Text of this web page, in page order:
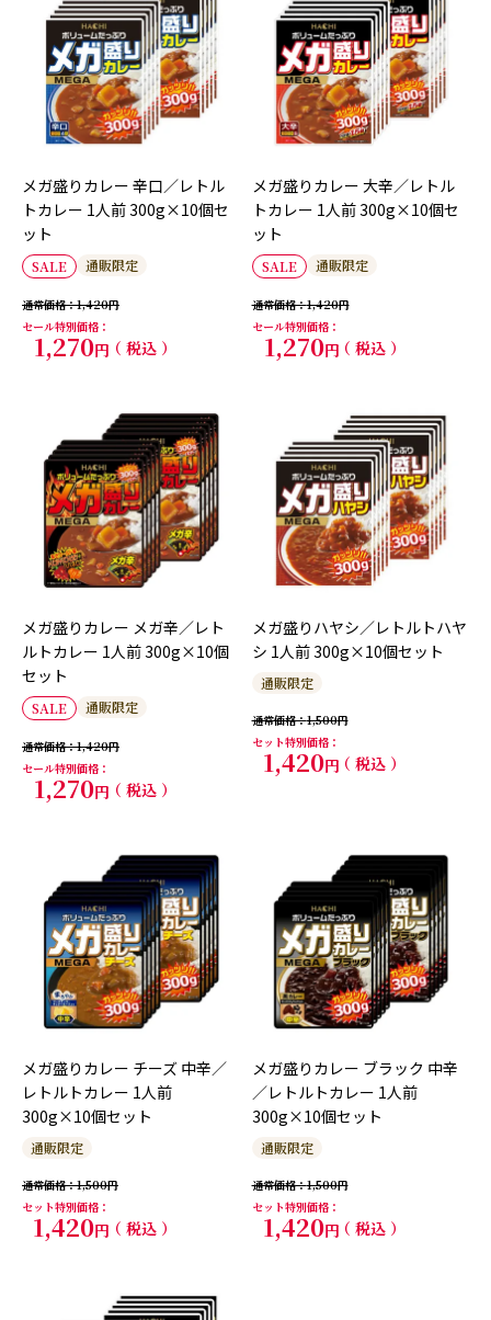
メガ盛りカレー 辛口／レトル
トカレー 1人前 300g×10個セ
ット
SALE 通販限定
通常価格
1,420
セール特別価格
1,270 税込
メガ盛りカレー 大辛／レトル
トカレー 1人前 300g×10個セ
ット
SALE 通販限定
通常価格
1,420
セール特別価格
1,270 税込
メガ盛りカレー メガ辛／レト
ルトカレー 1人前 300g×10個
セット
SALE 通販限定
通常価格
1,420
セール特別価格
1,270 税込
メガ盛りハヤシ／レトルトハヤ
シ 1人前 300g×10個セット
通販限定
通常価格
1,500
セット特別価格
1,420 税込
メガ盛りカレー チーズ 中辛／
レトルトカレー 1人前
300g×10個セット
通販限定
通常価格
1,500
セット特別価格
1,420 税込
メガ盛りカレー ブラック 中辛
／レトルトカレー 1人前
300g×10個セット
通販限定
通常価格
1,500
セット特別価格
1,420 税込